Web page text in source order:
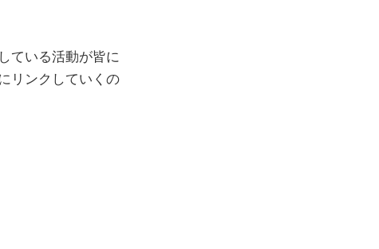
ている活動が皆に
リンクしていくの